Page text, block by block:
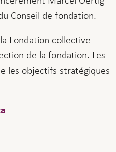
Conseil de fondation.
Fondation collective
de la fondation. Les
les objectifs stratégiques